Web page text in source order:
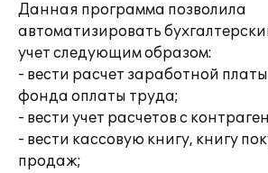
Данная программа позволила
автоматизировать
учет следующим образом:
- вести расчет заработной
фонда оплаты труда;
- вести учет расчетов с
- вести кассовую книгу, книгу
продаж;